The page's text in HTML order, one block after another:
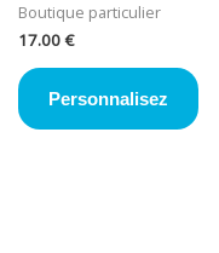
Boutique particulier
17.00€
Personnalisez